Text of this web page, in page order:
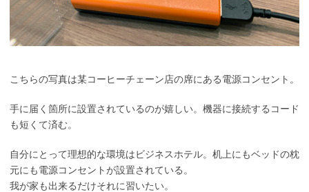
こちらの写真は某コーヒーチェーン店の席にある電源コンセント。
手に届く箇所に設置されているのが嬉しい。機器に接続するコード
も短くて済む。
自分にとって理想的な環境はビジネスホテル。机上にもベッドの枕
元にも電源コンセントが設置されている。
我が家も出来るだけそれに習いたい。